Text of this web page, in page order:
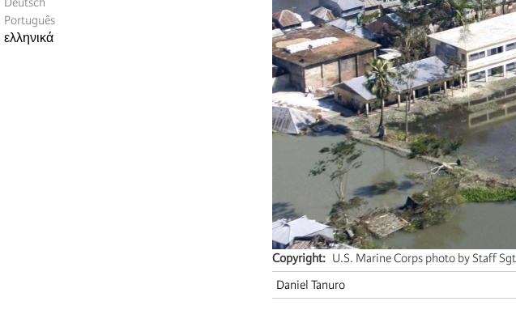
Português
ελληνικά
Copyright
U.S. Marine Corps photo by Staff
Daniel Tanuro